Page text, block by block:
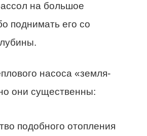
на большое
поднимать его со
насоса «земля-
они существенны:
подобного отопления